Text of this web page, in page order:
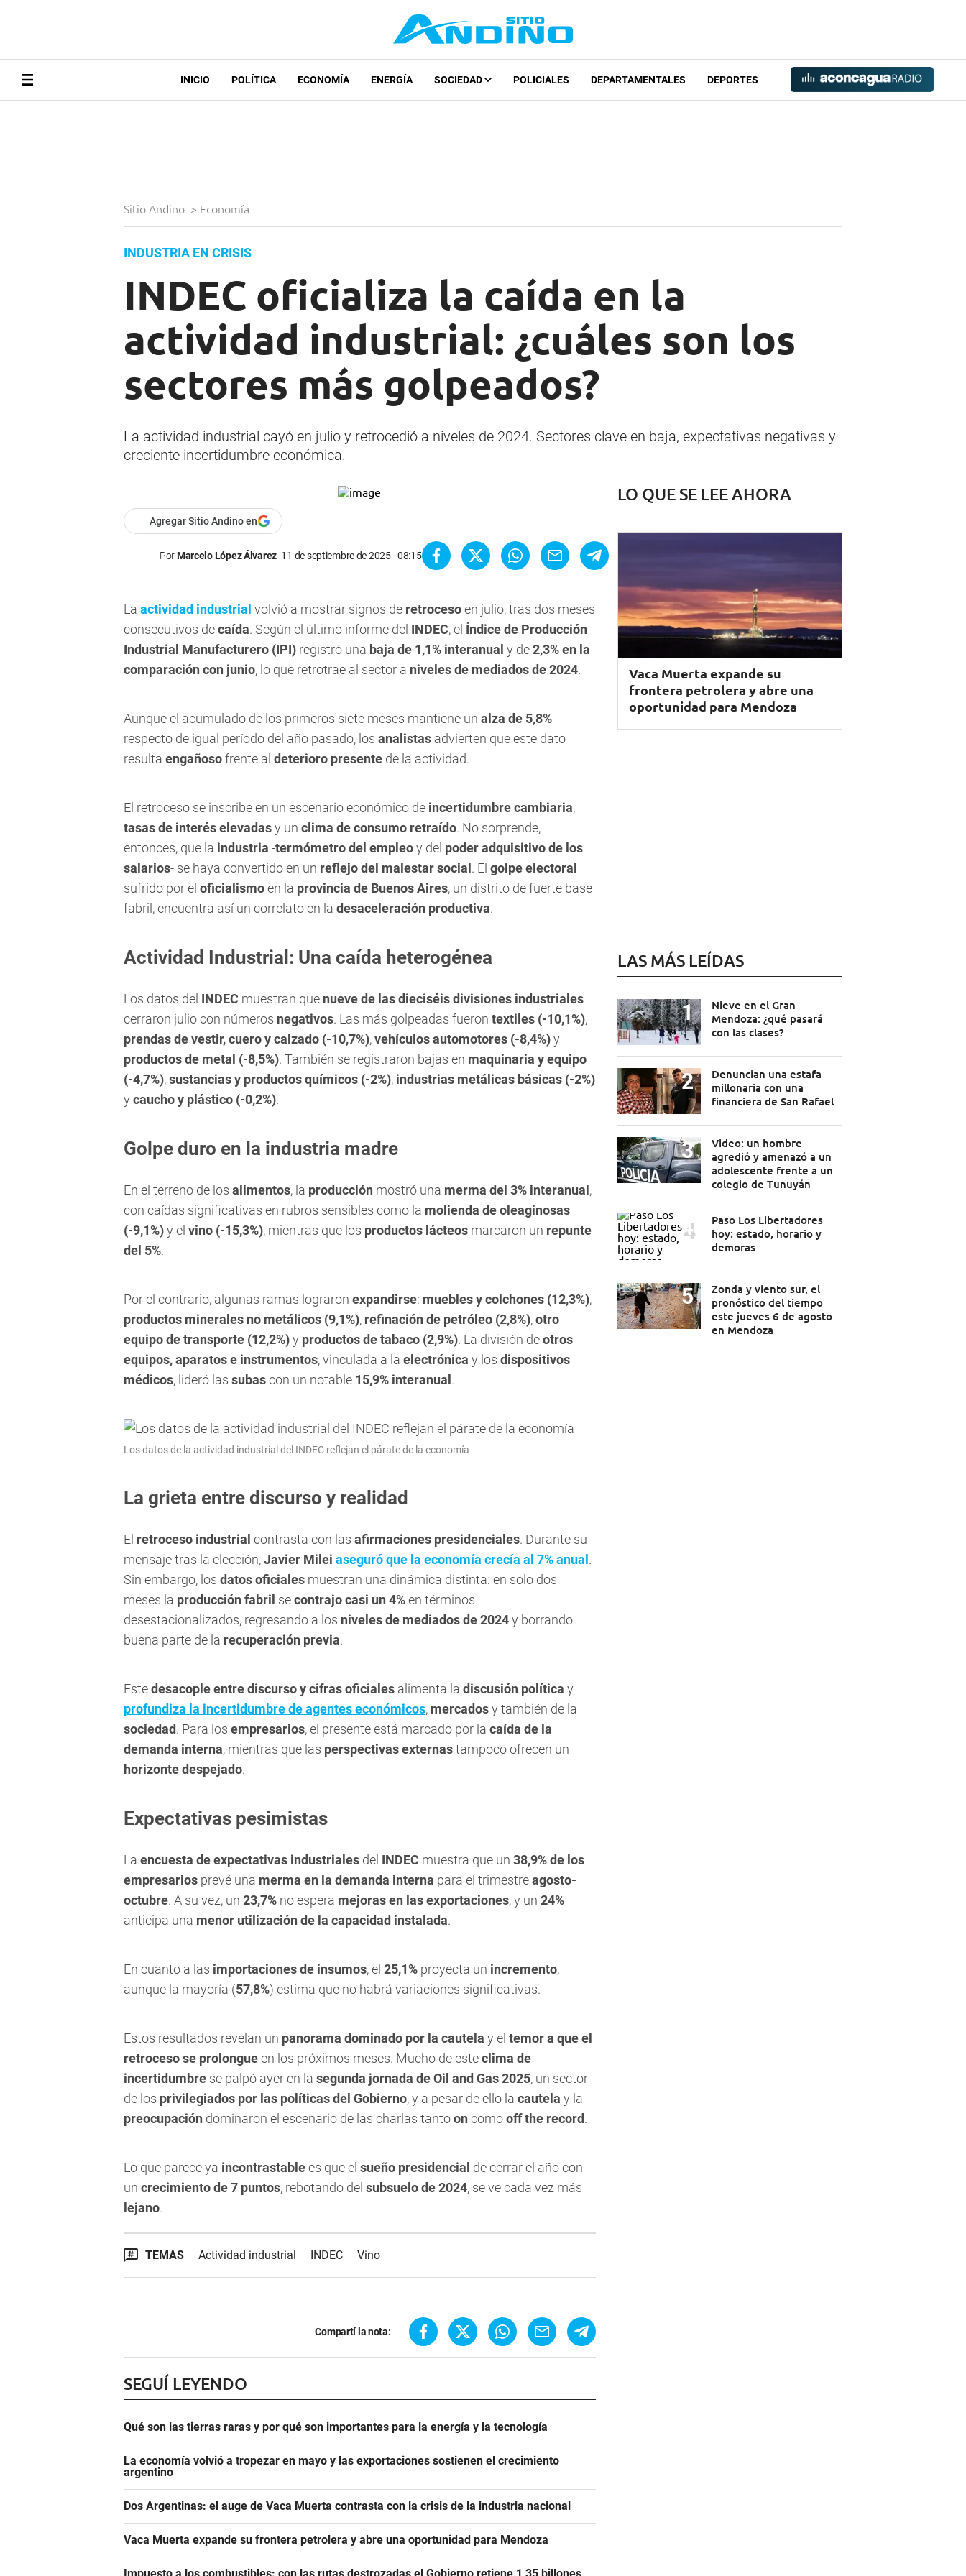
INICIO POLÍTICA ECONOMÍA ENERGÍA SOCIEDAD POLICIALES DEPARTAMENTALES DEPORTES
Sitio Andino > Economía
INDUSTRIA EN CRISIS
INDEC oficializa la caída en la
actividad industrial: ¿cuáles son los
sectores más golpeados?
La actividad industrial cayó en julio y retrocedió a niveles de 2024. Sectores clave en baja, expectativas negativas y
creciente incertidumbre económica.
Agregar Sitio Andino en
PorMarcelo López Álvarez 11 de septiembre de 2025 - 08:15
La actividad industrial volvió a mostrar signos de retrocesoen julio, tras dos meses
consecutivos decaída. Según el último informe del INDEC, el Índice de Producción
Industrial Manufacturero (IPI) registró una baja de 1,1% interanual y de2,3% en la
comparación con junio, lo que retrotrae al sector a niveles de mediados de 2024.
Aunque el acumulado de los primeros siete meses mantiene un alza de 5,8%
respecto de igual período del año pasado, los analistas advierten que este dato
resulta engañosofrente al deterioro presente de la actividad.
El retroceso se inscribe en un escenario económico de incertidumbre cambiaria,
tasas de interés elevadasy un clima de consumo retraído. No sorprende,
entonces, que la industria -termómetro del empleoy del poder adquisitivo de los
salarios- se haya convertido en un reflejo del malestar social . El golpe electoral
sufrido por el oficialismoen la provincia de Buenos Aires, un distrito de fuerte base
fabril, encuentra así un correlato en la desaceleración productiva.
Actividad Industrial: Una caída heterogénea
Los datos del INDEC muestran que nueve de las dieciséis divisiones industriales
cerraron julio con números negativos. Las más golpeadas fueron textiles (-10,1%),
prendas de vestir, cuero y calzado (-10,7%),vehículos automotores (-8,4%)y
productos de metal (-8,5%). También se registraron bajas en maquinaria y equipo
(-4,7%),sustancias y productos químicos (-2%), industrias metálicas básicas (-2%)
y caucho y plástico (-0,2%).
Golpe duro en la industria madre
En el terreno de los alimentos, la producción mostró una merma del 3% interanual ,
con caídas significativas en rubros sensibles como la molienda de oleaginosas
(-9,1%)y el vino (-15,3%), mientras que los productos lácteos marcaron un repunte
del 5%.
Por el contrario, algunas ramas lograron expandirse: muebles y colchones (12,3%),
productos minerales no metálicos (9,1%), refinación de petróleo (2,8%),otro
equipo de transporte (12,2%)y productos de tabaco (2,9%). La división deotros
equipos, aparatos e instrumentos, vinculada a la electrónica y los dispositivos
médicos, lideró las subascon un notable 15,9% interanual .
Los datos de la actividad industrial del INDEC reflejan el párate de la economía
La grieta entre discurso y realidad
El retroceso industrial contrasta con las afirmaciones presidenciales. Durante su
mensaje tras la elección,Javier Milei aseguró que la economía crecía al 7% anual .
Sin embargo, los datos oficiales muestran una dinámica distinta: en solo dos
meses la producción fabril secontrajo casi un 4%en términos
desestacionalizados, regresando a los niveles de mediados de 2024y borrando
buena parte de la recuperación previa.
Estedesacople entre discurso y cifras oficiales alimenta la discusión política y
profundiza la incertidumbre de agentes económicos, mercadosy también de la
sociedad. Para los empresarios, el presente está marcado por la caída de la
demanda interna, mientras que las perspectivas externastampoco ofrecen un
horizonte despejado.
Expectativas pesimistas
La encuesta de expectativas industriales del INDEC muestra que un 38,9% de los
empresarios prevé una merma en la demanda interna para el trimestreagosto-
octubre. A su vez, un 23,7% no espera mejoras en las exportaciones, y un 24%
anticipa una menor utilización de la capacidad instalada.
En cuanto a las importaciones de insumos, el 25,1% proyecta un incremento,
aunque la mayoría (57,8%) estima que no habrá variaciones significativas.
Estos resultados revelan un panorama dominado por la cautela y el temor a que el
retroceso se prolongueen los próximos meses. Mucho de esteclima de
incertidumbre se palpó ayer en la segunda jornada de Oil and Gas 2025, un sector
de los privilegiados por las políticas del Gobierno, y a pesar de ello la cautela y la
preocupación dominaron el escenario de las charlas tantoon comooff the record.
Lo que parece ya incontrastablees que el sueño presidencial de cerrar el año con
un crecimiento de 7 puntos, rebotando del subsuelo de 2024, se ve cada vez más
lejano.
TEMAS Actividad industrial INDEC Vino
Compartí la nota:
SEGUÍ LEYENDO
Qué son las tierras raras y por qué son importantes para la energía y la tecnología
La economía volvió a tropezar en mayo y las exportaciones sostienen el crecimiento
argentino
Dos Argentinas: el auge de Vaca Muerta contrasta con la crisis de la industria nacional
Vaca Muerta expande su frontera petrolera y abre una oportunidad para Mendoza
LO QUE SE LEE AHORA
Vaca Muerta expande su
frontera petrolera y abre una
oportunidad para Mendoza
LAS MÁS LEÍDAS
Nieve en el Gran
Mendoza: ¿qué pasará
con las clases?
Denuncian una estafa
millonaria con una
financiera de San Rafael
Video: un hombre
agredió y amenazó a un
adolescente frente a un
colegio de Tunuyán
Paso Los Libertadores
hoy: estado, horario y
demoras
Zonda y viento sur, el
pronóstico del tiempo
este jueves 6 de agosto
en Mendoza